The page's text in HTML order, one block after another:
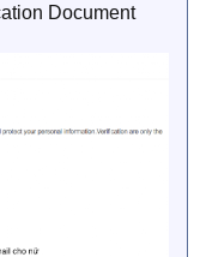
Document